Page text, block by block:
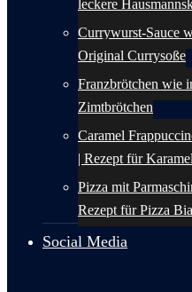
leckere
Currywurst-Sauce
Original Currysoße
Franzbrötchen wie
Zimtbrötchen
Caramel
| Rezept für
Pizza mit
Rezept für Pizza
Social Media